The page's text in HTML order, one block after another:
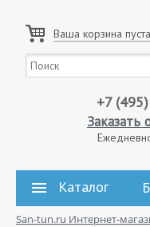
Ваша корзина пуста
+7
Заказать
Каталог
San-tun.ru Интернет-